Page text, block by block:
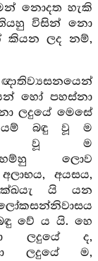
නොදත හැකි
විසින් නො
කියන ලද නම්,
හෝ පහස්නා
ලදුයේ මෙසේ
බඳු වූ ම
වූ ම
ලොව
අයසය,
යි යන
වේ ය යි. හෙ
ලදුයේ ද,
ලදුයේ ම,